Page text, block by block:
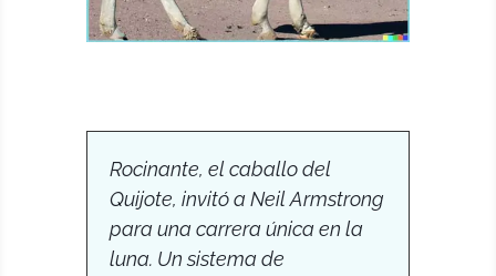
Rocinante, el caballo del
Quijote, invitó a Neil Armstrong
para una carrera única en la
luna. Un sistema de